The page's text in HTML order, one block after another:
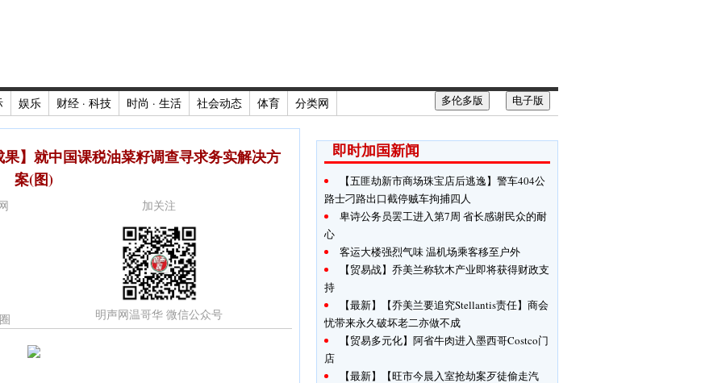
娱乐 财经 · 科技 时尚 · 生活 社会动态 体育 分类网 电子版
多伦多版
果】就中国课税油菜籽调查寻求务实解决方
案(图)
加关注
明声网温哥华 微信公众号
即时加国新闻
【五匪劫新市商场珠宝店后逃逸】警车404公
路士刁路出口截停贼车拘捕四人
卑诗公务员罢工进入第7周 省长感谢民众的耐
心
客运大楼强烈气味 温机场乘客移至户外
【贸易战】乔美兰称软木产业即将获得财政支
持
【最新】【乔美兰要追究Stellantis责任】商会
忧带来永久破坏老二亦做不成
【贸易多元化】阿省牛肉进入墨西哥Costco门
店
【最新】【旺市今晨入室抢劫案歹徒偷走汽